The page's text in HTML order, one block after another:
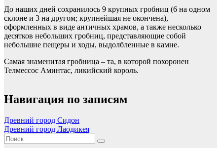
До наших дней сохранилось 9 крупных гробниц (6 на одном
склоне и 3 на другом; крупнейшая не окончена),
оформленных в виде античных храмов, а также несколько
десятков небольших гробниц, представляющие собой
небольшие пещеры и ходы, выдолбленные в камне.
Самая знаменитая гробница – та, в которой похоронен
Телмессос Аминтас, ликийский король.
Навигация по записям
Древний город Сидон
Древний город Лаодикея